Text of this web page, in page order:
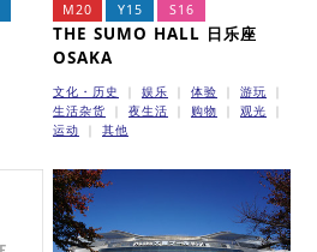
M20 Y15 S16
THE SUMO HALL 日乐座
OSAKA
文化・历史 娱乐 体验
游玩
生活杂货
夜生活 购物
观光
运动
其他